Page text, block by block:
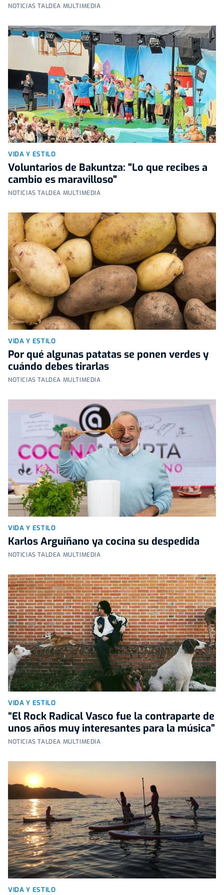
NOTICIAS TALDEA MULTIMEDIA
VIDA Y ESTILO
Voluntarios de Bakuntza: "Lo que recibes a
cambio es maravilloso"
NOTICIAS TALDEA MULTIMEDIA
VIDA Y ESTILO
Por qué algunas patatas se ponen verdes y
cuándo debes tirarlas
NOTICIAS TALDEA MULTIMEDIA
VIDA Y ESTILO
Karlos Arguiñano ya cocina su despedida
NOTICIAS TALDEA MULTIMEDIA
VIDA Y ESTILO
“El Rock Radical Vasco fue la contraparte de
unos años muy interesantes para la música”
NOTICIAS TALDEA MULTIMEDIA
VIDA Y ESTILO